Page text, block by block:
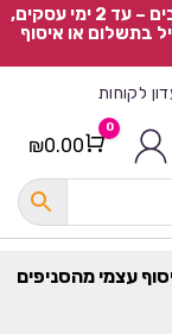
חדש! משלוח אקספרס בהתאם לרשימת היישובים – עד 2 ימי עסקים,
בתשלום או איסוף
לקוחות
Cart
0
₪0.00
חינם או איסוף עצמי מהסניפים